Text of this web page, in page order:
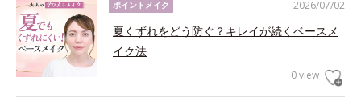
2026/07/02
ポイントメイク
夏くずれをどう防ぐ？キレイが続くベースメ
イク法
0 view